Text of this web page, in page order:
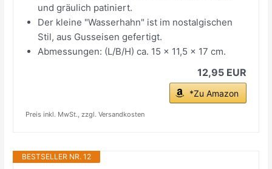
und gräulich patiniert.
Der kleine "Wasserhahn" ist im nostalgischen
Stil, aus Gusseisen gefertigt.
Abmessungen: (L/B/H) ca. 15 x 11,5 x 17 cm.
12,95 EUR
*Zu Amazon
Preis inkl. MwSt., zzgl. Versandkosten
BESTSELLER NR. 12